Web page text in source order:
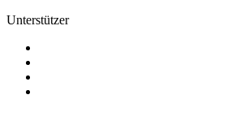
Unterstützer